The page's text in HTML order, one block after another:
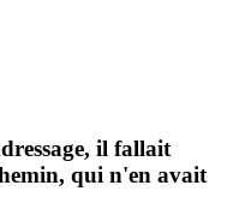
il fallait
qui n'en avait